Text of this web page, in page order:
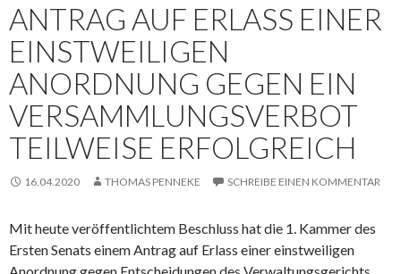
ANTRAG AUF ERLASS EINER
EINSTWEILIGEN
ANORDNUNG GEGEN EIN
VERSAMMLUNGSVERBOT
TEILWEISE ERFOLGREICH
16.04.2020 THOMAS PENNEKE SCHREIBE EINEN KOMMENTAR
Mit heute veröffentlichtem Beschluss hat die 1. Kammer des
Ersten Senats einem Antrag auf Erlass einer einstweiligen